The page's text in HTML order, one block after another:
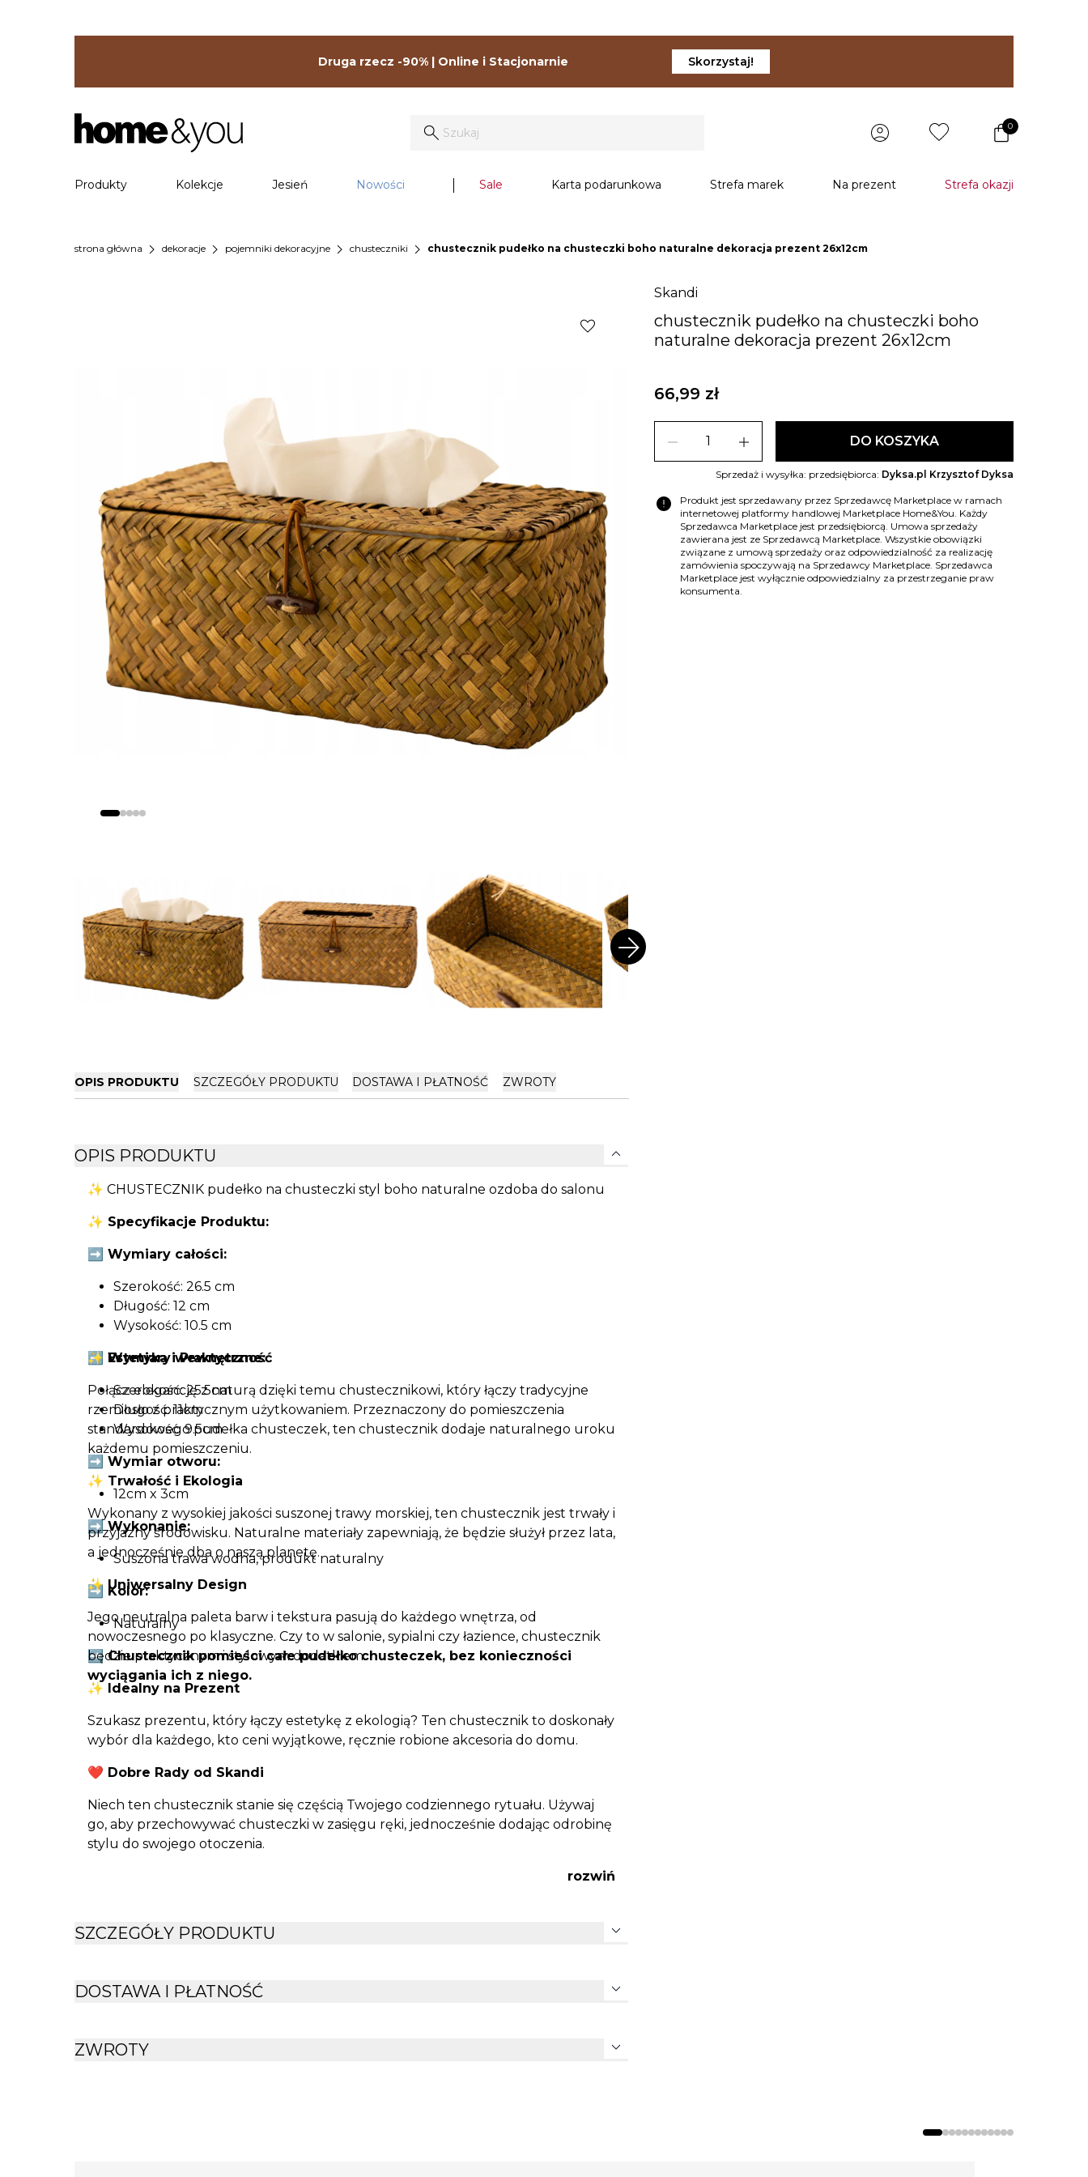
Druga rzecz -90% | Online i Stacjonarnie Skorzystaj!
0
Produkty Kolekcje Jesień Nowości Sale Karta podarunkowa Strefa marek Na prezent Strefa okazji
strona główna chevron_right dekoracje chevron_right pojemniki dekoracyjne chevron_right chusteczniki chevron_right chustecznik pudełko na chusteczki boho naturalne dekoracja prezent 26x12cm
Skandi
chustecznik pudełko na chusteczki boho
naturalne dekoracja prezent 26x12cm
66,99 zł
remove add DO KOSZYKA
Sprzedaż i wysyłka: przedsiębiorca: Dyksa.pl Krzysztof Dyksa
error
Produkt jest sprzedawany przez Sprzedawcę Marketplace w ramach
internetowej platformy handlowej Marketplace Home&You. Każdy
Sprzedawca Marketplace jest przedsiębiorcą. Umowa sprzedaży
zawierana jest ze Sprzedawcą Marketplace. Wszystkie obowiązki
związane z umową sprzedaży oraz odpowiedzialność za realizację
zamówienia spoczywają na Sprzedawcy Marketplace. Sprzedawca
Marketplace jest wyłącznie odpowiedzialny za przestrzeganie praw
konsumenta.
favorite
arrow_forward
OPIS PRODUKTU SZCZEGÓŁY PRODUKTU DOSTAWA I PŁATNOŚĆ ZWROTY
OPIS PRODUKTU expand_more
✨ CHUSTECZNIK pudełko na chusteczki styl boho naturalne ozdoba do salonu
✨ Specyfikacje Produktu:
➡️ Wymiary całości:
Szerokość: 26.5 cm
Długość: 12 cm
Wysokość: 10.5 cm
➡️ Wymiary wewnętrzne:
Szerokość: 25.5cm
Długość: 11cm
Wysokość: 9.5cm
➡️ Wymiar otworu:
12cm x 3cm
➡️ Wykonanie:
Suszona trawa wodna, produkt naturalny
➡️ Kolor:
Naturalny
➡️ Chustecznik pomieści całe pudełko chusteczek, bez konieczności
wyciągania ich z niego.
✨ Estetyka i Praktyczność
Połącz elegancję z naturą dzięki temu chustecznikowi, który łączy tradycyjne
rzemiosło z praktycznym użytkowaniem. Przeznaczony do pomieszczenia
standardowego pudełka chusteczek, ten chustecznik dodaje naturalnego uroku
każdemu pomieszczeniu.
✨ Trwałość i Ekologia
Wykonany z wysokiej jakości suszonej trawy morskiej, ten chustecznik jest trwały i
przyjazny środowisku. Naturalne materiały zapewniają, że będzie służył przez lata,
a jednocześnie dba o naszą planetę.
✨ Uniwersalny Design
Jego neutralna paleta barw i tekstura pasują do każdego wnętrza, od
nowoczesnego po klasyczne. Czy to w salonie, sypialni czy łazience, chustecznik
będzie praktycznym i stylowym dodatkiem.
✨ Idealny na Prezent
Szukasz prezentu, który łączy estetykę z ekologią? Ten chustecznik to doskonały
wybór dla każdego, kto ceni wyjątkowe, ręcznie robione akcesoria do domu.
❤️‍ Dobre Rady od Skandi
Niech ten chustecznik stanie się częścią Twojego codziennego rytuału. Używaj
go, aby przechowywać chusteczki w zasięgu ręki, jednocześnie dodając odrobinę
stylu do swojego otoczenia.
rozwiń
SZCZEGÓŁY PRODUKTU expand_more
DOSTAWA I PŁATNOŚĆ expand_more
ZWROTY expand_more